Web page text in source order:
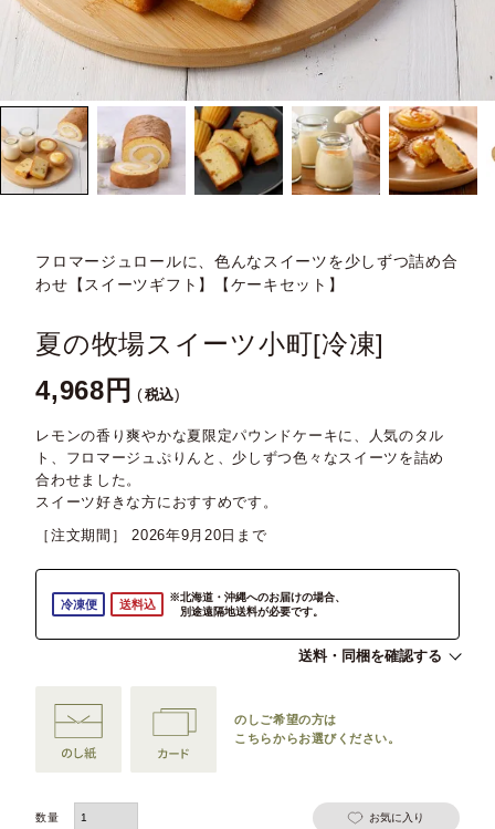
フロマージュロールに、色んなスイーツを少しずつ詰め合
わせ【スイーツギフト】【ケーキセット】
夏の牧場スイーツ小町[冷凍]
4,968 税込
レモンの香り爽やかな夏限定パウンドケーキに、人気のタル
ト、フロマージュぷりんと、少しずつ色々なスイーツを詰め
合わせました。
スイーツ好きな方におすすめです。
［注文期間］
2026年9月20日
冷凍便 送料込
※北海道・沖縄へのお届けの場合、
別途遠隔地送料が必要です。
送料・同梱を確認する
のしご希望の方は
こちらからお選びください。
お気に入り